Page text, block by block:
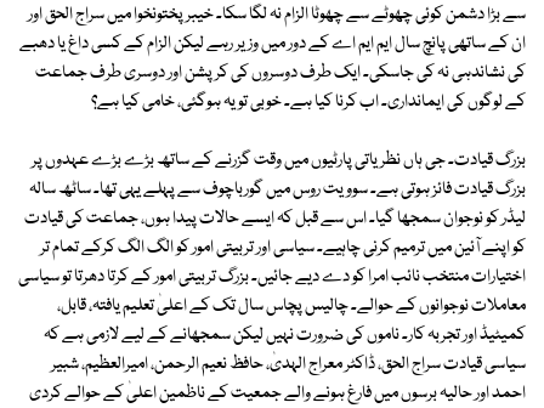
سے بڑا دشمن کوئی چھوٹے سے چھوٹا الزام نہ لگا سکا۔ خیبر پختونخوا میں سراج الحق اور
ان کے ساتھی پانچ سال ایم ایم اے کے دور میں وزیر رہے لیکن الزام کے کسی داغ یا دھبے
کی نشاندہی نہ کی جاسکی۔ ایک طرف دوسروں کی کرپشن اور دوسری طرف جماعت
کے لوگوں کی ایمانداری۔ اب کرنا کیا ہے۔ خوبی تو یہ ہوگئی، خامی کیا ہے؟
بزرگ قیادت۔ جی ہاں نظریاتی پارٹیوں میں وقت گزرنے کے ساتھ بڑے بڑے عہدوں پر
بزرگ قیادت فائز ہوتی ہے۔ سوویت روس میں گورباچوف سے پہلے یہی تھا۔ ساٹھ سالہ
لیڈر کو نوجوان سمجھا گیا۔ اس سے قبل کہ ایسے حالات پیدا ہوں، جماعت کی قیادت
کو اپنے آئین میں ترمیم کرنی چاہیے۔ سیاسی اور تربیتی امور کو الگ الگ کرکے تمام تر
اختیارات منتخب نائب امرا کو دے دیے جائیں۔ بزرگ تربیتی امور کے کرتا دھرتا تو سیاسی
معاملات نوجوانوں کے حوالے۔ چالیس پچاس سال تک کے اعلیٰ تعلیم یافتہ، قابل،
کمیٹیڈ اور تجربہ کار۔ ناموں کی ضرورت نہیں لیکن سمجھانے کے لیے لازمی ہے کہ
سیاسی قیادت سراج الحق، ڈاکٹر معراج الہدیٰ، حافظ نعیم الرحمن، امیرالعظیم، شبیر
احمد اور حالیہ برسوں میں فارغ ہونے والے جمعیت کے ناظمین اعلیٰ کے حوالے کردی